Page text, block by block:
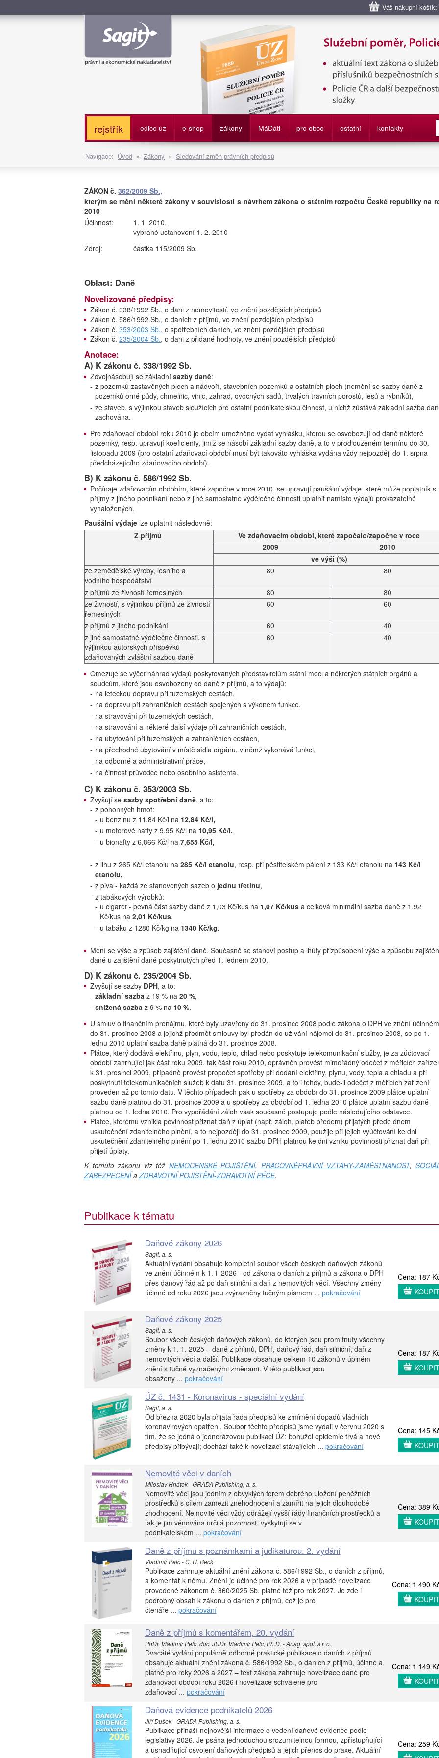
Váš nákupní
Služební poměr příslušníků bezpečnostních sborů, Policie ČR, Vězeňská
služby
rejstřík edice úz e-shop zákony MáDáti pro obce ostatní kontakty
Navigace: Úvod » Zákony » Sledování změn právních předpisů
ZÁKON č. 362/2009 Sb.,
kterým se mění některé zákony v souvislosti s návrhem zákona o státním rozpočtu České republiky na
2010
Účinnost:
1. 1. 2010,
vybrané ustanovení 1. 2. 2010
Zdroj:
částka 115/2009 Sb.
Oblast: Daně
Novelizované předpisy:
Zákon č. 338/1992 Sb., o dani z nemovitostí, ve znění pozdějších předpisů
Zákon č. 586/1992 Sb., o daních z příjmů, ve znění pozdějších předpisů
Zákon č. 353/2003 Sb., o spotřebních daních, ve znění pozdějších předpisů
Zákon č. 235/2004 Sb., o dani z přidané hodnoty, ve znění pozdějších předpisů
Anotace:
A) K zákonu č. 338/1992 Sb.
Zdvojnásobují se základní sazby daně:
- z pozemků zastavěných ploch a nádvoří, stavebních pozemků a ostatních ploch (nemění se sazby daně z
pozemků orné půdy, chmelnic, vinic, zahrad, ovocných sadů, trvalých travních porostů, lesů a rybníků),
- ze staveb, s výjimkou staveb sloužících pro ostatní podnikatelskou činnost, u nichž zůstává základní sazba
zachována.
Pro zdaňovací období roku 2010 je obcím umožněno vydat vyhlášku, kterou se osvobozují od daně některé
pozemky, resp. upravují koeficienty, jimiž se násobí základní sazby daně, a to v prodlouženém termínu do 30.
listopadu 2009 (pro ostatní zdaňovací období musí být takováto vyhláška vydána vždy nejpozději do 1. srpna
předcházejícího zdaňovacího období).
B) K zákonu č. 586/1992 Sb.
Počínaje zdaňovacím obdobím, které započne v roce 2010, se upravují paušální výdaje, které může poplatník s
příjmy z jiného podnikání nebo z jiné samostatné výdělečné činnosti uplatnit namísto výdajů prokazatelně
vynaložených.
Paušální výdaje lze uplatnit následovně:
Z příjmů
Ve zdaňovacím období, které započalo/započne v roce
2009
2010
ve výši (%)
ze zemědělské výroby, lesního a
vodního hospodářství
80 80
z příjmů ze živností řemeslných 80
80
ze živností, s výjimkou příjmů ze živností
řemeslných
60 60
z příjmů z jiného podnikání 60
40
z jiné samostatné výdělečné činnosti, s
výjimkou autorských příspěvků
zdaňovaných zvláštní sazbou daně
60 40
Omezuje se výčet náhrad výdajů poskytovaných představitelům státní moci a některých státních orgánů a
soudcům, které jsou osvobozeny od daně z příjmů, a to výdajů:
- na leteckou dopravu při tuzemských cestách,
- na dopravu při zahraničních cestách spojených s výkonem funkce,
- na stravování při tuzemských cestách,
- na stravování a některé další výdaje při zahraničních cestách,
- na ubytování při tuzemských a zahraničních cestách,
- na přechodné ubytování v místě sídla orgánu, v němž vykonává funkci,
- na odborné a administrativní práce,
- na činnost průvodce nebo osobního asistenta.
C) K zákonu č. 353/2003 Sb.
Zvyšují se sazby spotřební daně, a to:
- z pohonných hmot:
- u benzínu z 11,84 Kč/l na 12,84 Kč/l,
- u motorové nafty z 9,95 Kč/l na 10,95 Kč/l,
- u bionafty z 6,866 Kč/l na 7,655 Kč/l,
- z lihu z 265 Kč/l etanolu na 285 Kč/l etanolu, resp. při pěstitelském pálení z 133 Kč/l etanolu na 143 Kč/l
etanolu,
- z piva - každá ze stanovených sazeb o jednu třetinu,
- z tabákových výrobků:
- u cigaret - pevná část sazby daně z 1,03 Kč/kus na 1,07 Kč/kus a celková minimální sazba daně z 1,92
Kč/kus na 2,01 Kč/kus,
- u tabáku z 1280 Kč/kg na 1340 Kč/kg.
Mění se výše a způsob zajištění daně. Současně se stanoví postup a lhůty přizpůsobení výše a způsobu
daně u zajištění daně poskytnutých před 1. lednem 2010.
D) K zákonu č. 235/2004 Sb.
Zvyšují se sazby DPH, a to:
- základní sazba z 19 % na 20 %,
- snížená sazba z 9 % na 10 %.
U smluv o finančním pronájmu, které byly uzavřeny do 31. prosince 2008 podle zákona o DPH ve znění účinném
do 31. prosince 2008 a jejichž předmět smlouvy byl předán do užívání nájemci do 31. prosince 2008, se po 1.
lednu 2010 uplatní sazba daně platná do 31. prosince 2008.
Plátce, který dodává elektřinu, plyn, vodu, teplo, chlad nebo poskytuje telekomunikační služby, je za zúčtovací
období zahrnující jak část roku 2009, tak část roku 2010, oprávněn provést mimořádný odečet z měřicích
k 31. prosinci 2009, případně provést propočet spotřeby při dodání elektřiny, plynu, vody, tepla a chladu a při
poskytnutí telekomunikačních služeb k datu 31. prosince 2009, a to i tehdy, bude-li odečet z měřicích zařízení
proveden až po tomto datu. V těchto případech pak u spotřeby za období do 31. prosince 2009 plátce uplatní
sazbu daně platnou do 31. prosince 2009 a u spotřeby za období od 1. ledna 2010 plátce uplatní sazbu daně
platnou od 1. ledna 2010. Pro vypořádání záloh však současně postupuje podle následujícího odstavce.
Plátce, kterému vznikla povinnost přiznat daň z úplat (např. záloh, plateb předem) přijatých přede dnem
uskutečnění zdanitelného plnění, a to nejpozději do 31. prosince 2009, použije při jejich vyúčtování ke dni
uskutečnění zdanitelného plnění po 1. lednu 2010 sazbu DPH platnou ke dni vzniku povinnosti přiznat daň při
přijetí úplaty.
K tomuto zákonu viz též NEMOCENSKÉ POJIŠTĚNÍ, PRACOVNĚPRÁVNÍ VZTAHY-ZAMĚSTNANOST,
ZABEZPEČENÍaZDRAVOTNÍ POJIŠTĚNÍ-ZDRAVOTNÍ PÉČE.
Publikace k tématu
Daňové zákony 2026
Sagit, a. s.
Aktuální vydání obsahuje kompletní soubor všech českých daňových zákonů
ve znění účinném k 1. 1. 2026 - od zákona o daních z příjmů a zákona o DPH
přes daňový řád až po daň silniční a daň z nemovitých věcí. Všechny změny
účinné od roku 2026 jsou zvýrazněny tučným písmem ... pokračování
Cena: 187
KOUPIT
Daňové zákony 2025
Sagit, a. s.
Soubor všech českých daňových zákonů, do kterých jsou promítnuty všechny
změny k 1. 1. 2025 – daně z příjmů, DPH, daňový řád, daň silniční, daň z
nemovitých věcí a další. Publikace obsahuje celkem 10 zákonů v úplném
znění s tučně vyznačenými změnami. V této publikaci jsou
obsaženy ... pokračování
Cena: 187
KOUPIT
ÚZ č. 1431 - Koronavirus - speciální vydání
Sagit, a. s.
Od března 2020 byla přijata řada předpisů ke zmírnění dopadů vládních
koronavirových opatření. Soubor těchto předpisů jsme vydali v červnu 2020 s
tím, že se jedná o jednorázovou publikaci ÚZ; bohužel epidemie trvá a nové
předpisy přibývají; dochází také k novelizaci stávajících ... pokračování
Cena: 145
KOUPIT
Nemovité věci v daních
Miloslav Hnátek - GRADA Publishing, a. s.
Nemovité věci jsou jedním z obvyklých forem dobrého uložení peněžních
prostředků s cílem zamezit znehodnocení a zamířit na jejich dlouhodobé
zhodnocení. Nemovité věci vždy odrážejí vyšší řády finančních prostředků a
tak je jim věnována určitá pozornost, vyskytují se v
podnikatelském ... pokračování
Cena: 389
KOUPIT
Daně z příjmů s poznámkami a judikaturou. 2. vydání
Vladimír Pelc - C. H. Beck
Publikace zahrnuje aktuální znění zákona č. 586/1992 Sb., o daních z příjmů,
a komentář k němu. Znění je účinné pro rok 2026 a v případě novelizace
provedené zákonem č. 360/2025 Sb. platné též pro rok 2027. Je zde i
podrobný obsah k zákonu o daních z příjmů, což je pro
čtenáře ... pokračování
Cena: 1 490
KOUPIT
Daně z příjmů s komentářem, 20. vydání
PhDr. Vladimír Pelc, doc. JUDr. Vladimír Pelc, Ph.D. - Anag, spol. s r. o.
Dvacáté vydání populárně-odborné praktické publikace o daních z příjmů
obsahuje aktuální znění zákona č. 586/1992 Sb., o daních z příjmů, účinné a
platné pro roky 2026 a 2027 – text zákona zahrnuje novelizace dané pro
zdaňovací období roku 2026 i novelizace schválené pro
zdaňovací ... pokračování
Cena: 1 149
KOUPIT
Daňová evidence podnikatelů 2026
Jiří Dušek - GRADA Publishing, a. s.
Publikace přináší nejnovější informace o vedení daňové evidence podle
legislativy 2026. Je psána jednoduchou srozumitelnou formou, zpřístupňující
a usnadňující osvojení daňových předpisů a jejich přenos do praxe. Aktuální
Cena: 259